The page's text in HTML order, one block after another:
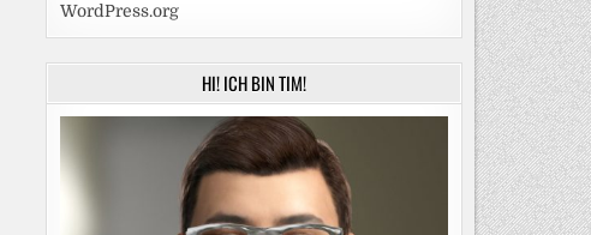
WordPress.org
HI! ICH BIN TIM!